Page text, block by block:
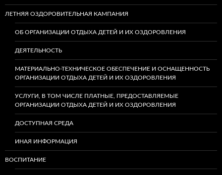
ЛЕТНЯЯ ОЗДОРОВИТЕЛЬНАЯ КАМПАНИЯ
ОБ ОРГАНИЗАЦИИ ОТДЫХА ДЕТЕЙ И ИХ ОЗДОРОВЛЕНИЯ
ДЕЯТЕЛЬНОСТЬ
МАТЕРИАЛЬНО-ТЕХНИЧЕСКОЕ ОБЕСПЕЧЕНИЕ И ОСНАЩЕННОСТЬ
ОРГАНИЗАЦИИ ОТДЫХА ДЕТЕЙ И ИХ ОЗДОРОВЛЕНИЯ
УСЛУГИ, В ТОМ ЧИСЛЕ ПЛАТНЫЕ, ПРЕДОСТАВЛЯЕМЫЕ
ОРГАНИЗАЦИИ ОТДЫХА ДЕТЕЙ И ИХ ОЗДОРОВЛЕНИЯ
ДОСТУПНАЯ СРЕДА
ИНАЯ ИНФОРМАЦИЯ
ВОСПИТАНИЕ